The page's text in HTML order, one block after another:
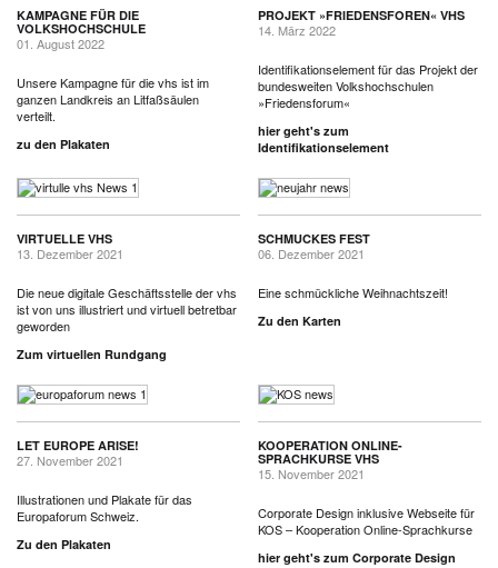
KAMPAGNE FÜR DIE
VOLKSHOCHSCHULE
01. August 2022
Unsere Kampagne für die vhs ist im
ganzen Landkreis an Litfaßsäulen
verteilt.
zu den Plakaten
PROJEKT »FRIEDENSFOREN« VHS
14. März 2022
Identifikationselement für das Projekt der
bundesweiten Volkshochschulen
»Friedensforum«
hier geht's zum
Identifikationselement
VIRTUELLE VHS
13. Dezember 2021
Die neue digitale Geschäftsstelle der vhs
ist von uns illustriert und virtuell betretbar
geworden
Zum virtuellen Rundgang
SCHMUCKES FEST
06. Dezember 2021
Eine schmückliche Weihnachtszeit!
Zu den Karten
LET EUROPE ARISE!
27. November 2021
Illustrationen und Plakate für das
Europaforum Schweiz.
Zu den Plakaten
KOOPERATION ONLINE-
SPRACHKURSE VHS
15. November 2021
Corporate Design inklusive Webseite für
KOS – Kooperation Online-Sprachkurse
hier geht's zum Corporate Design